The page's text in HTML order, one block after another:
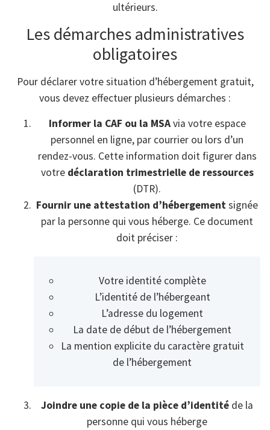
ultérieurs.
Les démarches administratives
obligatoires
Pour déclarer votre situation d’hébergement gratuit,
vous devez effectuer plusieurs démarches :
Informer la CAF ou la MSAvia votre espace
personnel en ligne, par courrier ou lors d’un
rendez-vous. Cette information doit figurer dans
votre déclaration trimestrielle de ressources
(DTR).
Fournir une attestation d’hébergementsignée
par la personne qui vous héberge. Ce document
doit préciser :
Votre identité complète
L’identité de l’hébergeant
L’adresse du logement
La date de début de l’hébergement
La mention explicite du caractère gratuit
de l’hébergement
Joindre une copie de la pièce d’identité de la
personne qui vous héberge